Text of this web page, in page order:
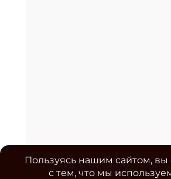
Пользуясь нашим сайтом, вы
с тем, что мы